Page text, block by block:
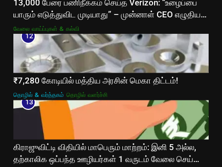
13,000 பேரை பணிநீக்கம் செய்த Verizon: “உழைப்பை
யாரும் எடுத்துவிட முடியாது” – முன்னாள் CEO எழுதிய
உருக்கமான கடிதம்!
வேலை வாய்ப்புகள் & கல்வி
12
₹7,280 கோடியில் மத்திய அரசின் மெகா திட்டம்!
தொழில் & வர்த்தகம் தொழில் வளர்ச்சி
13
கிராஜுவிட்டி விதியில் மாபெரும் மாற்றம்: இனி 5 அல்ல,
தற்காலிக ஒப்பந்த ஊழியர்கள் 1 வருடம் வேலை செய்தால்